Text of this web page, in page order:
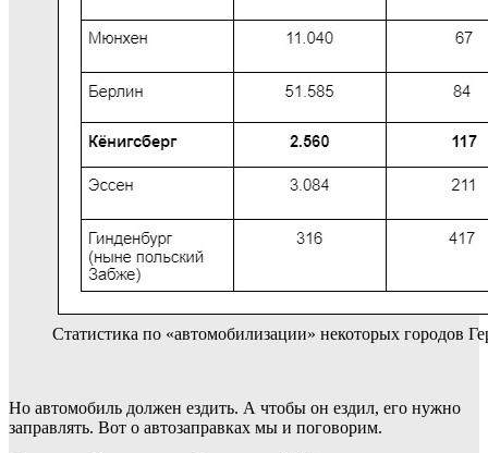
Статистика по «автомобилизации» некоторых городов
Но автомобиль должен ездить. А чтобы он ездил, его нужно
заправлять. Вот о автозаправках мы и поговорим.